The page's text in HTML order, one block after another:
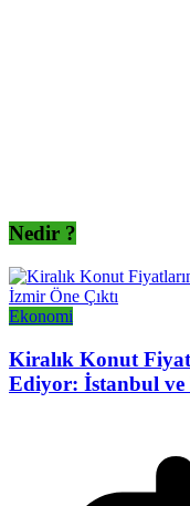
Nedir ?
Ekonomi
Kiralık Konut
Ediyor: İstanbul ve